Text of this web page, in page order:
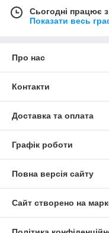
Сьогодні працює
Показати весь
Про нас
Контакти
Доставка та оплата
Графік роботи
Повна версія сайту
Сайт створено на